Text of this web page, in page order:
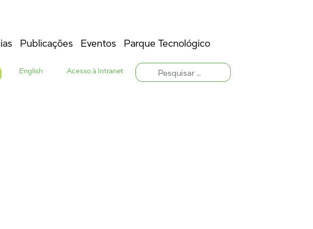
Publicações Eventos Parque Tecnológico
English Acesso à Intranet